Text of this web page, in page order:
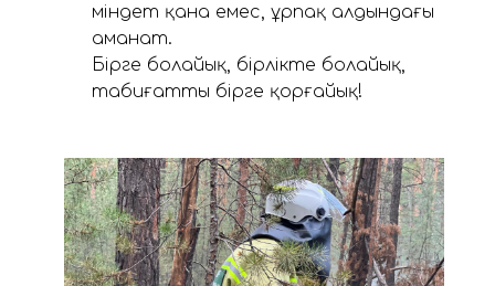
міндет қана емес, ұрпақ алдындағы
аманат.
Бірге болайық, бірлікте болайық,
табиғатты бірге қорғайық!